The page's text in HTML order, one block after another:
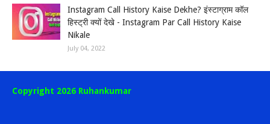
Instagram Call History Kaise Dekhe? इंस्टाग्राम कॉल
हिस्ट्री क्यों देखे - Instagram Par Call History Kaise
Nikale
July 04, 2022
Copyright 2026 Ruhankumar